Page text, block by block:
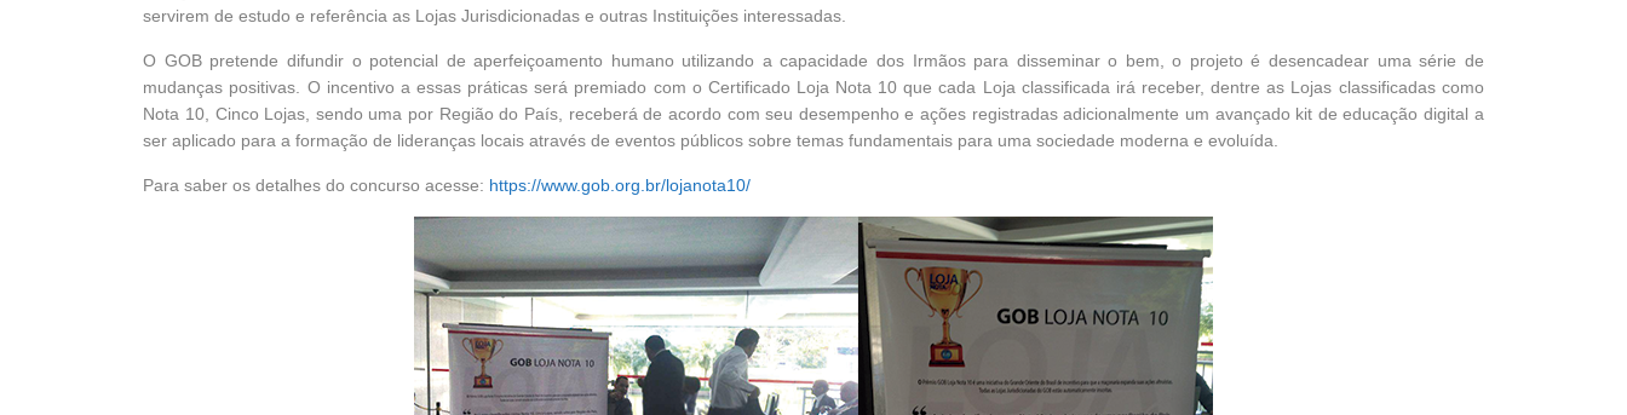
servirem de estudo e referência as Lojas Jurisdicionadas e outras Instituições interessadas.
O GOB pretende difundir o potencial de aperfeiçoamento humano utilizando a capacidade dos Irmãos para disseminar o bem, o projeto é desencadear uma série de
mudanças positivas. O incentivo a essas práticas será premiado com o Certificado Loja Nota 10 que cada Loja classificada irá receber, dentre as Lojas classificadas como
Nota 10, Cinco Lojas, sendo uma por Região do País, receberá de acordo com seu desempenho e ações registradas adicionalmente um avançado kit de educação digital a
ser aplicado para a formação de lideranças locais através de eventos públicos sobre temas fundamentais para uma sociedade moderna e evoluída.
Para saber os detalhes do concurso acesse: https://www.gob.org.br/lojanota10/